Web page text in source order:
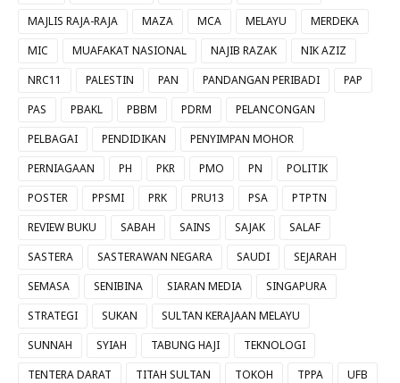
MAJLIS RAJA-RAJA
MAZA MCA MELAYU
MERDEKA
MIC
MUAFAKAT NASIONAL NAJIB RAZAK
NIK AZIZ
NRC11
PALESTIN PAN PANDANGAN PERIBADI
PAP
PAS
PBAKL PBBM PDRM
PELANCONGAN
PELBAGAI
PENDIDIKAN
PENYIMPAN MOHOR
PERNIAGAAN
PH PKR PMO PN
POLITIK
POSTER
PPSMI PRK PRU13 PSA
PTPTN
REVIEW BUKU
SABAH SAINS SAJAK
SALAF
SASTERA
SASTERAWAN NEGARA SAUDI
SEJARAH
SEMASA
SENIBINA SIARAN MEDIA
SINGAPURA
STRATEGI
SUKAN
SULTAN KERAJAAN MELAYU
SUNNAH
SYIAH TABUNG HAJI
TEKNOLOGI
TENTERA DARAT
TITAH SULTAN TOKOH TPPA
UFB